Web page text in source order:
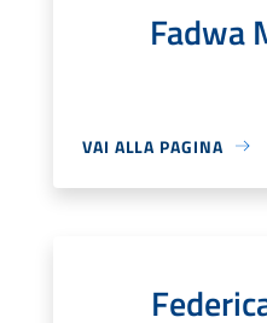
Fadwa
VAI ALLA PAGINA